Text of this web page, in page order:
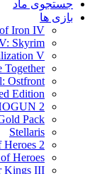
جستجوی ماد
بازی ها
Iron IV
Skyrim
V
Together
Ostfront
Edition
2
Pack
Stellaris
Heroes 2
Heroes
Kings III